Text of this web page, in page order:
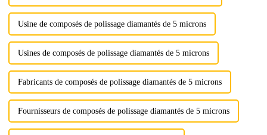
Usine de composés de polissage diamantés de 5 microns
Usines de composés de polissage diamantés de 5 microns
Fabricants de composés de polissage diamantés de 5 microns
Fournisseurs de composés de polissage diamantés de 5 microns